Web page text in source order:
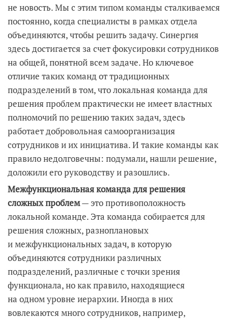
не новость. Мы с этим типом команды сталкиваемся
постоянно, когда специалисты в рамках отдела
объединяются, чтобы решить задачу. Синергия
здесь достигается за счет фокусировки сотрудников
на общей, понятной всем задаче. Но ключевое
отличие таких команд от традиционных
подразделений в том, что локальная команда для
решения проблем практически не имеет властных
полномочий по решению таких задач, здесь
работает добровольная самоорганизация
сотрудников и их инициатива. И такие команды как
правило недолговечны: подумали, нашли решение,
доложили его руководству и разошлись.
Межфункциональная команда для решения
сложных проблем— это противоположность
локальной команде. Эта команда собирается для
решения сложных, разноплановых
и межфункциональных задач, в которую
объединяются сотрудники различных
подразделений, различные с точки зрения
функционала, но как правило, находящиеся
на одном уровне иерархии. Иногда в них
вовлекаются много сотрудников, например,